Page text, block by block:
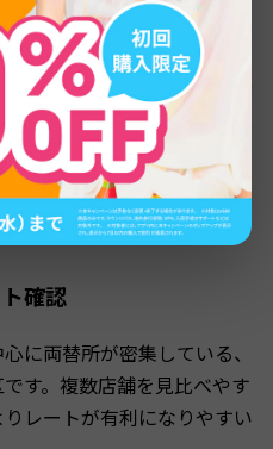
ス（韓国かき氷）など定番
マド作業をする現地の利用
ードに入る前に街の空気感
。
線をマップ上で組み直した
認したりする時間に充てる
確認
に両替所が密集している、
す。複数店舗を見比べやす
レートが有利になりやすい